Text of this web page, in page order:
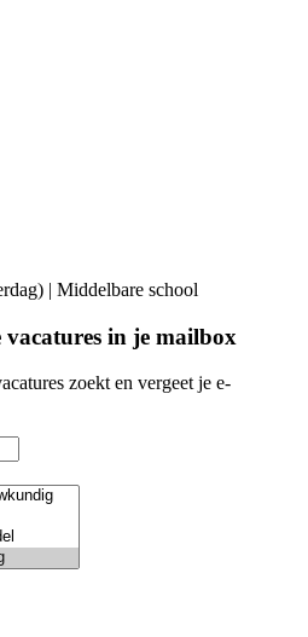
| Middelbare school
in je mailbox
zoekt en vergeet je e-